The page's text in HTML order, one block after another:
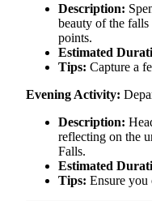
Description:
beauty of the falls
points.
Estimated
Tips: Capture a
Evening Activity:
Description:
reflecting on the
Falls.
Estimated
Tips: Ensure you